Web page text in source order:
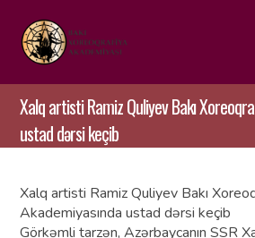
Xalq artisti Ramiz Quliyev Bakı
ustad dərsi keçib
Xalq artisti Ramiz Quliyev Bakı
Akademiyasında ustad dərsi keçib
Görkəmli tarzən, Azərbaycanın SSR